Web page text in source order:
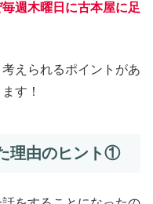
週木曜日に古本屋に足
えられるポイントがあ
す！
理由のヒント①